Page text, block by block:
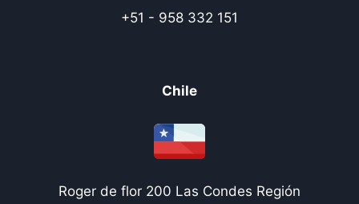
+51 - 958 332 151
Chile
Roger de flor 200 Las Condes Región